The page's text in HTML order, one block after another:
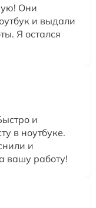
Они
и выдали
Я остался
и
в ноутбуке.
и
вашу работу!